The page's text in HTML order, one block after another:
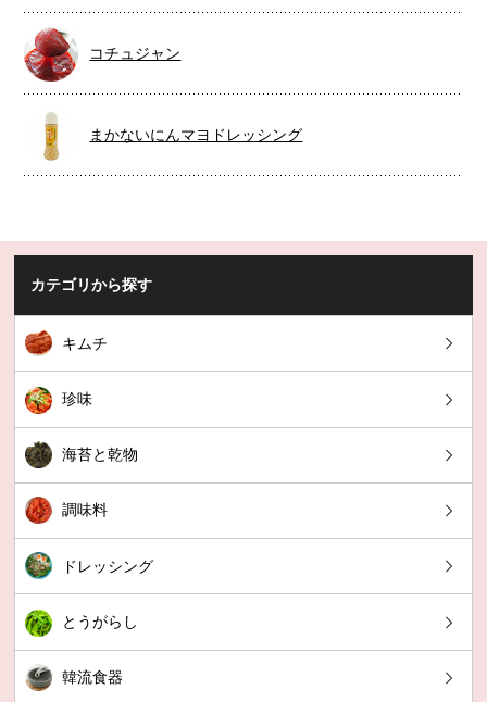
コチュジャン
まかないにんマヨドレッシング
カテゴリから探す
キムチ
珍味
海苔と乾物
調味料
ドレッシング
とうがらし
韓流食器